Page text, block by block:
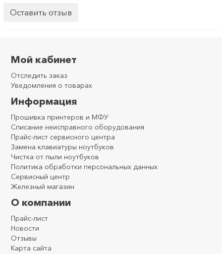
Оставить отзыв
Мой кабинет
Отследить заказ
Уведомления о товарах
Информация
Прошивка принтеров и МФУ
Списание неисправного оборудования
Прайс-лист сервисного центра
Замена клавиатуры ноутбуков
Чистка от пыли ноутбуков
Политика обработки персональных данных
Сервисный центр
Железный магазин
О компании
Прайс-лист
Новости
Отзывы
Карта сайта